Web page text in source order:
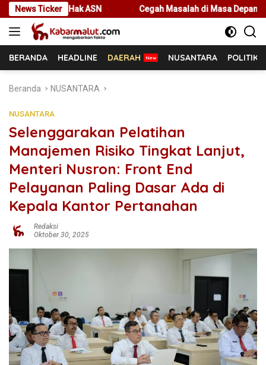
Langsung
ke
konten
News Ticker
ASN Cegah Masalah di Masa Depan, Menteri Nusron
BERANDA HEADLINE DAERAH NUSANTARA POLITIK
Beranda NUSANTARA
NUSANTARA
Selenggarakan Pelatihan
Manajemen Risiko Tingkat Lanjut,
Menteri Nusron: Front End
Pelayanan Paling Dasar Ada di
Kepala Kantor Pertanahan
Redaksi
Oktober 30, 2025